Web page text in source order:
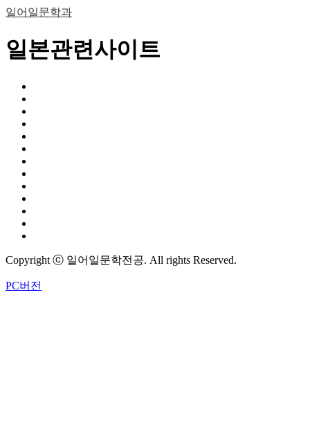
일어일문학과
일본관련사이트
Copyright ⓒ 일어일문학전공. All rights Reserved.
PC버전